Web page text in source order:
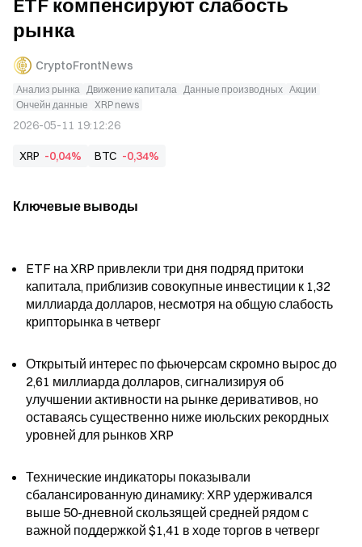
ETF компенсируют слабость
рынка
CryptoFrontNews
Анализ рынка Движение капитала Данные производных Акции
Ончейн данные XRP news
2026-05-11 19:12:26
XRP -0,04% BTC -0,34%
Ключевые выводы
ETF на XRP привлекли три дня подряд притоки
капитала, приблизив совокупные инвестиции к 1,32
миллиарда долларов, несмотря на общую слабость
крипторынка в четверг
Открытый интерес по фьючерсам скромно вырос до
2,61 миллиарда долларов, сигнализируя об
улучшении активности на рынке деривативов, но
оставаясь существенно ниже июльских рекордных
уровней для рынков XRP
Технические индикаторы показывали
сбалансированную динамику: XRP удерживался
выше 50-дневной скользящей средней рядом с
важной поддержкой $1,41 в ходе торгов в четверг